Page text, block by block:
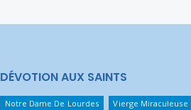
DÉVOTION AUX SAINTS
Notre Dame De Lourdes Vierge Miraculeuse